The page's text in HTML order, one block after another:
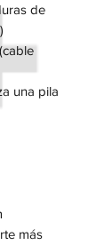
de
una pila
más